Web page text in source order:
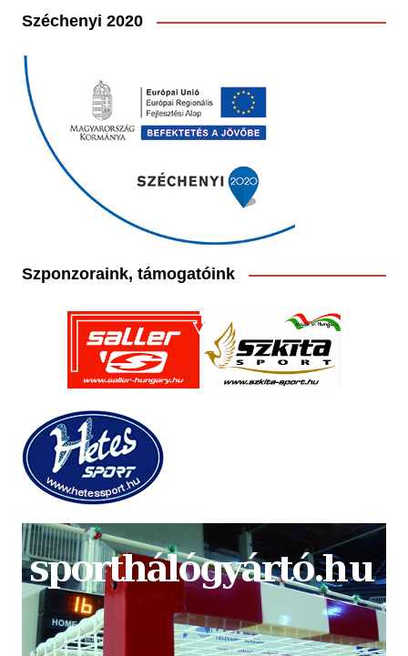
Széchenyi 2020
Szponzoraink, támogatóink